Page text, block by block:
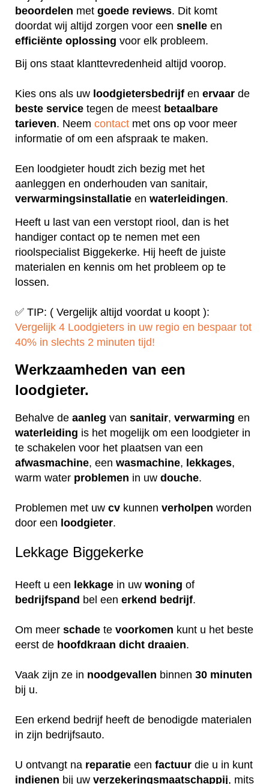
beoordelen met goede reviews. Dit komt
doordat wij altijd zorgen voor een snelle en
efficiënte oplossing voor elk probleem.
Bij ons staat klanttevredenheid altijd voorop.
Kies ons als uw loodgietersbedrijf en ervaar de
beste service tegen de meest betaalbare
tarieven. Neem contact met ons op voor meer
informatie of om een afspraak te maken.
Een loodgieter houdt zich bezig met het
aanleggen en onderhouden van sanitair,
verwarmingsinstallatie en waterleidingen.
Heeft u last van een verstopt riool, dan is het
handiger contact op te nemen met een
rioolspecialist Biggekerke. Hij heeft de juiste
materialen en kennis om het probleem op te
lossen.
✅ TIP: ( Vergelijk altijd voordat u koopt ):
Vergelijk 4 Loodgieters in uw regio en bespaar tot
40% in slechts 2 minuten tijd!
Werkzaamheden van een
loodgieter.
Behalve de aanleg van sanitair, verwarming en
waterleiding is het mogelijk om een loodgieter in
te schakelen voor het plaatsen van een
afwasmachine, een wasmachine, lekkages,
warm water problemen in uw douche.
Problemen met uw cv kunnen verholpen worden
door een loodgieter.
Lekkage Biggekerke
Heeft u een lekkage in uw woning of
bedrijfspand bel een erkend bedrijf.
Om meer schade te voorkomen kunt u het beste
eerst de hoofdkraan dicht draaien.
Vaak zijn ze in noodgevallen binnen 30 minuten
bij u.
Een erkend bedrijf heeft de benodigde materialen
in zijn bedrijfsauto.
U ontvangt na reparatie een factuur die u in kunt
indienen bij uw verzekeringsmaatschappij, mits